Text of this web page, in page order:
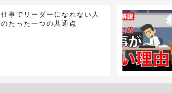
仕事でリーダーになれない人
のたった一つの共通点